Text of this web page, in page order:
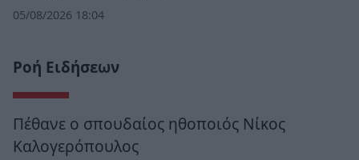
05/08/2026 18:04
Ροή Ειδήσεων
Πέθανε ο σπουδαίος ηθοποιός Νίκος
Καλογερόπουλος